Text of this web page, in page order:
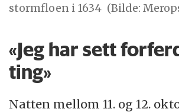
stormfloen i 1634 (Bilde:
«Jeg har sett
ting»
Natten mellom 11. og 12.